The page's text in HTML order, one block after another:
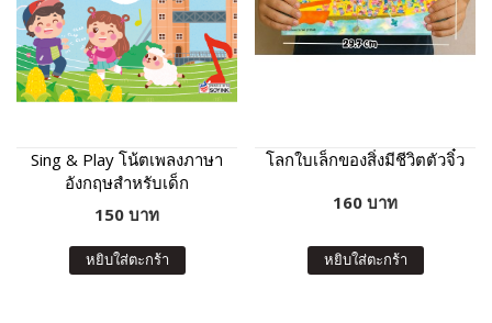
Sing & Play โน้ตเพลงภาษา
อังกฤษสำหรับเด็ก
150 บาท
หยิบใส่ตะกร้า
โลกใบเล็กของสิ่งมีชีวิตตัวจิ๋ว
160 บาท
หยิบใส่ตะกร้า